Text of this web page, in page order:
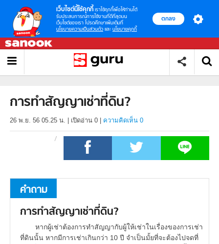
เว็บไซต์นี้ใช้คุกกี้ เราใช้คุกกี้เพื่อให้ท่านได้
รับประสบการณ์การใช้งานที่ดีที่สุดบน
เว็บไซต์ของเรา โปรดศึกษาเพิ่มเติมที่
นโยบายความเป็นส่วนตัว และ นโยบายคุกกี้
ตกลง
การทำสัญญาเช่าที่ดิน?
26 พ.ย. 56 05.25 น. เปิดอ่าน 0 ความคิดเห็น 0
คำถาม
การทำสัญญาเช่าที่ดิน?
หากผู้เช่าต้องการทำสัญญากับผู้ให้เช่าในเรื่องของการเช่า
ที่ดินนั้น หากมีการเช่าเกินกว่า 10 ปี จำเป็นมั้ยที่จะต้องไปจดที่